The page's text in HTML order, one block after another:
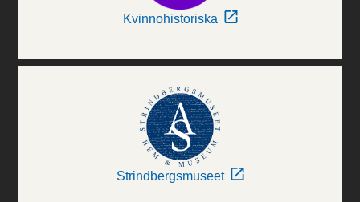
Kvinnohistoriska
Strindbergsmuseet